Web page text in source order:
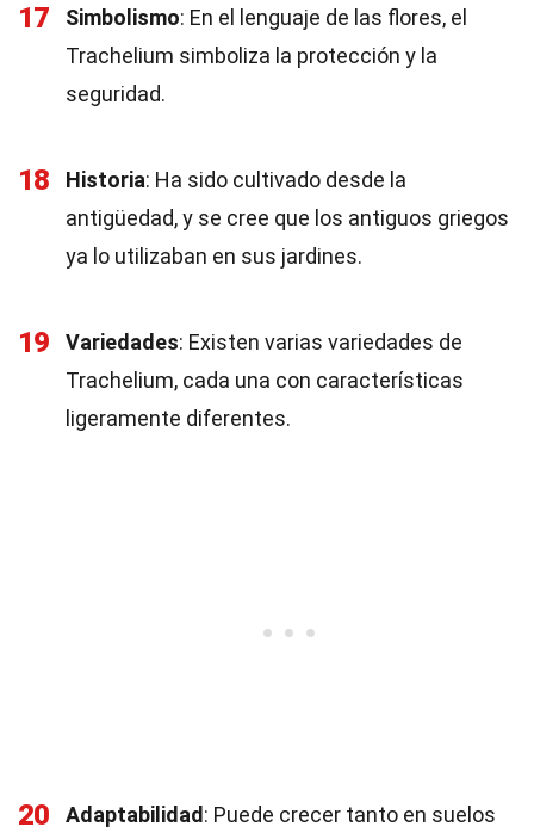
17 Simbolismo: En el lenguaje de las flores, el
Trachelium simboliza la protección y la
seguridad.
18 Historia: Ha sido cultivado desde la
antigüedad, y se cree que los antiguos griegos
ya lo utilizaban en sus jardines.
19 Variedades: Existen varias variedades de
Trachelium, cada una con características
ligeramente diferentes.
20 Adaptabilidad : Puede crecer tanto en suelos